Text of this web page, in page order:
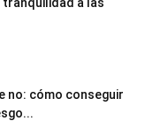
no: cómo conseguir